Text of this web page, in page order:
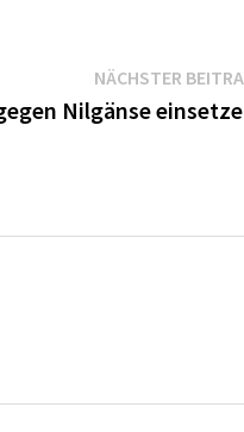
NÄCHSTER
Nilgänse